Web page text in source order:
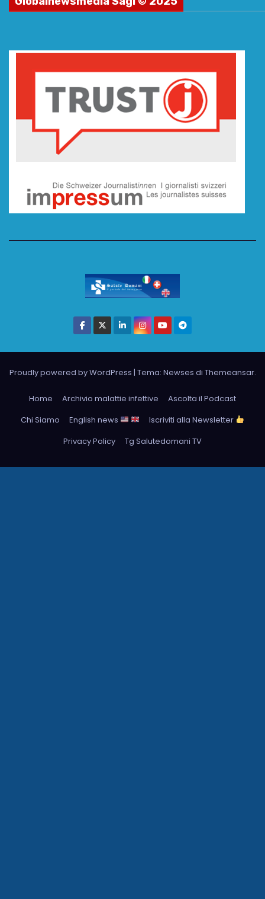
Proudly powered by WordPress | Tema: Newses di Themeansar.
Home Archivio malattie infettive
Ascolta il Podcast
Chi Siamo
English news
Iscriviti alla Newsletter
Privacy Policy
Tg Salutedomani TV